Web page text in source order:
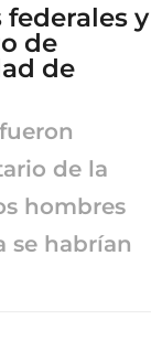
y
de
de
de la
hombres
se habrían